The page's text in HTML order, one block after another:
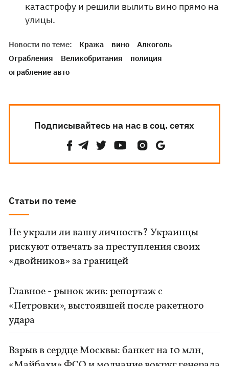
катастрофу и решили вылить вино прямо на
улицы.
Новости по теме: Кража вино
Алкоголь
Ограбления
Великобритания
полиция
ограбление авто
Подписывайтесь на нас в соц. сетях
Статьи по теме
Не украли ли вашу личность? Украинцы
рискуют отвечать за преступления своих
«двойников» за границей
Главное - рынок жив: репортаж с
«Петровки», выстоявшей после ракетного
удара
Взрыв в сердце Москвы: банкет на 10 млн,